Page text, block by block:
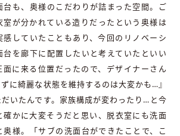
も、奥様のこだわりが詰まった空間。ご
が分かれている造りだったという奥様は
していたこともあり、今回のリノベーシ
台を廊下に配置したいと考えていたといい
面に来る位置だったので、デザイナーさん
に綺麗な状態を維持するのは大変かも…』
いたんです。家族構成が変わったり…と今
かに大変そうだと思い、脱衣室にも洗面
様。「サブの洗面台ができたことで、こ